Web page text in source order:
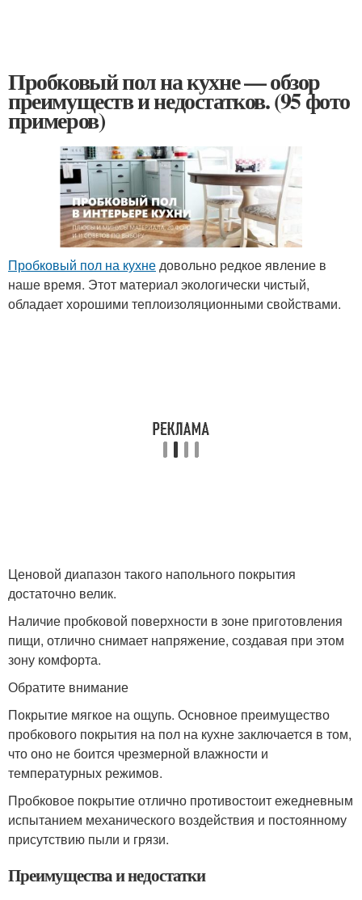
Пробковый пол на кухне — обзор
преимуществ и недостатков. (95 фото
примеров)
Пробковый пол на кухнедовольно редкое явление в
наше время. Этот материал экологически чистый,
обладает хорошими теплоизоляционными свойствами.
Ценовой диапазон такого напольного покрытия
достаточно велик.
Наличие пробковой поверхности в зоне приготовления
пищи, отлично снимает напряжение, создавая при этом
зону комфорта.
Обратите внимание
Покрытие мягкое на ощупь. Основное преимущество
пробкового покрытия на пол на кухне заключается в том,
что оно не боится чрезмерной влажности и
температурных режимов.
Пробковое покрытие отлично противостоит ежедневным
испытанием механического воздействия и постоянному
присутствию пыли и грязи.
Преимущества и недостатки